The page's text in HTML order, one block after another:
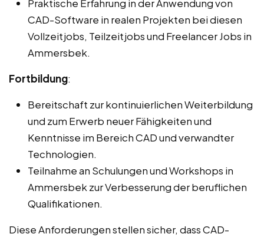
Praktische Erfahrung in der Anwendung von
CAD-Software in realen Projekten bei diesen
Vollzeitjobs, Teilzeitjobs und Freelancer Jobs in
Ammersbek.
Fortbildung:
Bereitschaft zur kontinuierlichen Weiterbildung
und zum Erwerb neuer Fähigkeiten und
Kenntnisse im Bereich CAD und verwandter
Technologien.
Teilnahme an Schulungen und Workshops in
Ammersbek zur Verbesserung der beruflichen
Qualifikationen.
Diese Anforderungen stellen sicher, dass CAD-